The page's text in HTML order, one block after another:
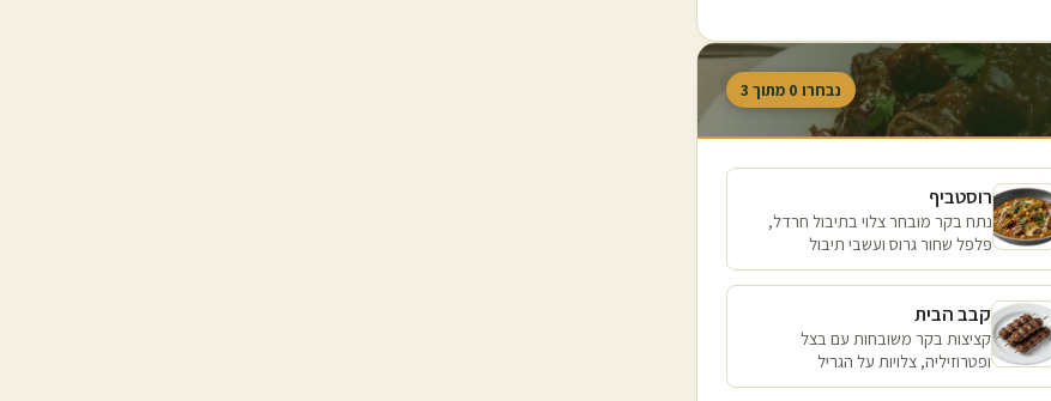
נבחרו 0 מתוך 3
רוסטביף
נתח בקר מובחר צלוי בתיבול חרדל,
פלפל שחור גרוס ועשבי תיבול
קבב הבית
קציצות בקר משובחות עם בצל
ופטרוזיליה, צלויות על הגריל